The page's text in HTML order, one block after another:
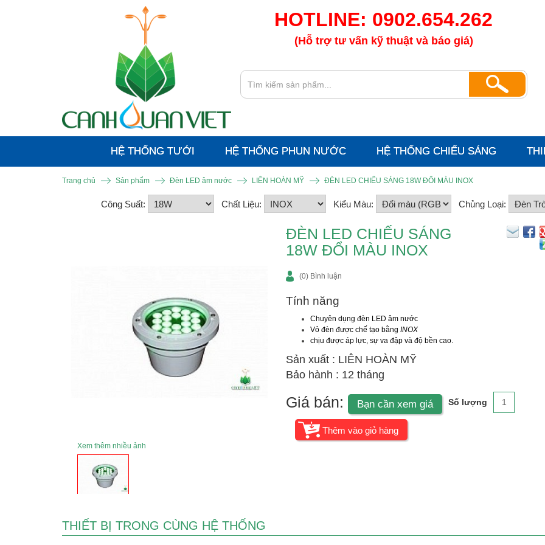
HOTLINE: 0902.654.262
(Hỗ trợ tư vấn kỹ thuật và báo giá)
HỆ THỐNG TƯỚI HỆ THỐNG PHUN NƯỚC HỆ THỐNG CHIẾU SÁNG
Trang chủ Sản phẩm Đèn LED âm nước LIÊN HOÀN MỸ ĐÈN LED CHIẾU SÁNG 18W ĐỔI MÀU INOX
Công Suất: Chất Liệu: Kiểu Màu: Chủng Loại:
Xem thêm nhiều ảnh
ĐÈN LED CHIẾU SÁNG
18W ĐỔI MÀU INOX
(0) Bình luận
Tính năng
Chuyên dụng đèn LED âm nước
Vỏ đèn được chế tạo bằngINOX
chịu được áp lực, sự va đập và độ bền cao.
Sản xuất : LIÊN HOÀN MỸ
Bảo hành : 12 tháng
Giá bán: Bạn cần xem giá Số lượng
THIẾT BỊ TRONG CÙNG HỆ THỐNG